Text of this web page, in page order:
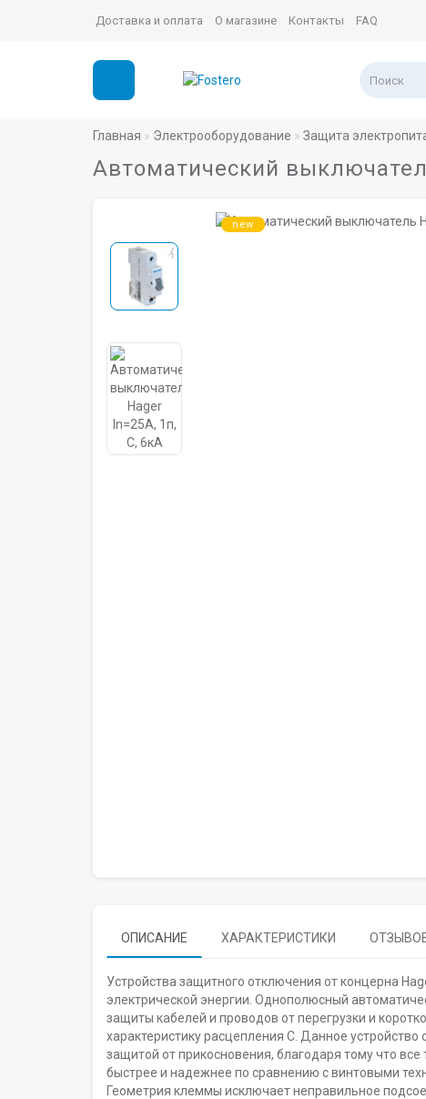
Доставка и оплата О магазине Контакты FAQ
Главная Электрооборудование Защита
Автоматический
new
ОПИСАНИЕ ХАРАКТЕРИСТИКИ
Устройства защитного отключения от концерна
электрической энергии. Однополюсный
защиты кабелей и проводов от перегрузки и
характеристику расцепления С. Данное
защитой от прикосновения, благодаря тому что
быстрее и надежнее по сравнению с винтовыми
Геометрия клеммы исключает неправильное